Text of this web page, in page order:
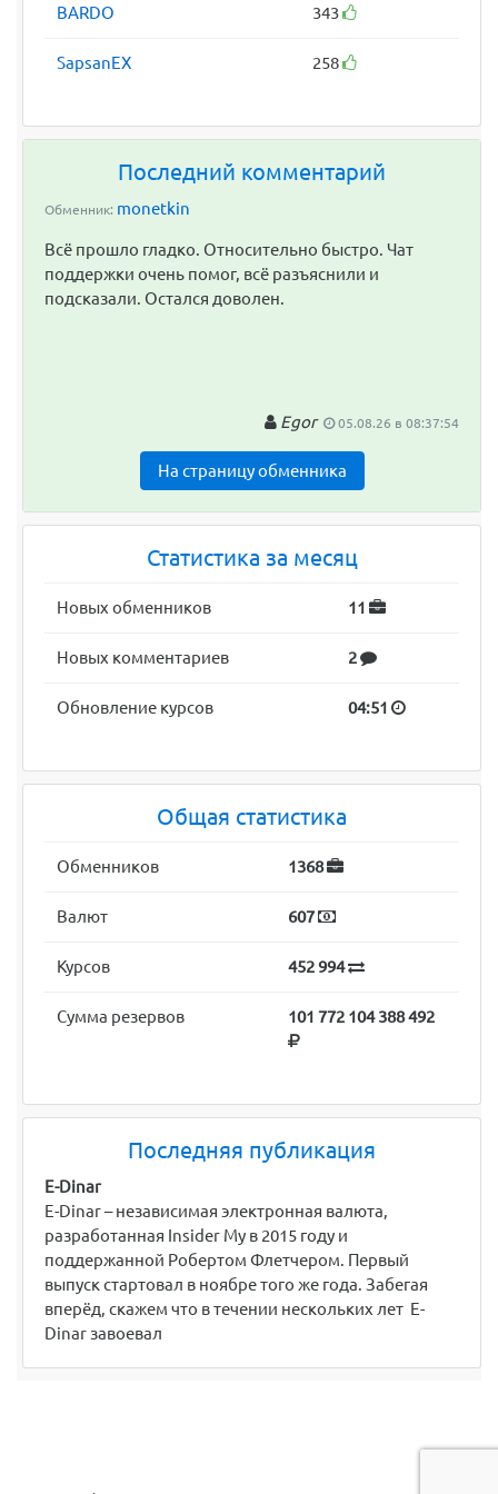
BARDO 343
SapsanEX 258
Последний комментарий
Обменник: monetkin
Всё прошло гладко. Относительно быстро. Чат
поддержки очень помог, всё разъяснили и
подсказали. Остался доволен.
Egor 05.08.26 в 08:37:54
На страницу обменника
Статистика за месяц
Новых обменников 11
Новых комментариев 2
Обновление курсов 04:51
Общая статистика
Обменников 1368
Валют 607
Курсов 452 994
Сумма резервов 101 772 104 388 492
Последняя публикация
E-Dinar
E-Dinar – независимая электронная валюта,
разработанная Insider My в 2015 году и
поддержанной Робертом Флетчером. Первый
выпуск стартовал в ноябре того же года. Забегая
вперёд, скажем что в течении нескольких лет E-
Dinar завоевал